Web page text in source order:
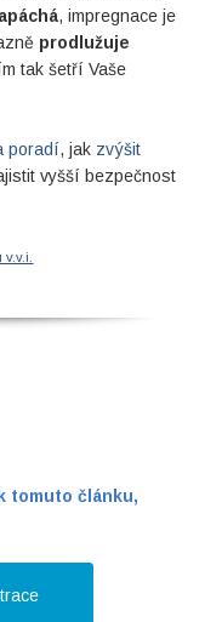
, impregnace je
prodlužuje
tak šetří Vaše
poradí, jak zvýšit
vyšší bezpečnost
tomuto článku,